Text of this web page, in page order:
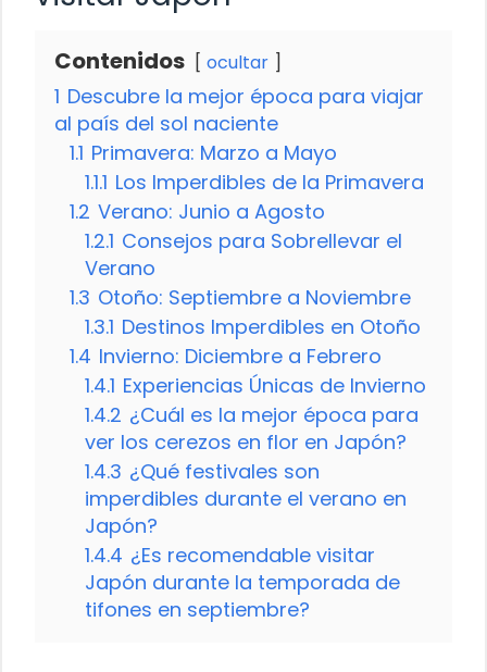
Contenidos ocultar
1 Descubre la mejor época para viajar
al país del sol naciente
1.1 Primavera: Marzo a Mayo
1.1.1 Los Imperdibles de la Primavera
1.2 Verano: Junio a Agosto
1.2.1 Consejos para Sobrellevar el
Verano
1.3 Otoño: Septiembre a Noviembre
1.3.1 Destinos Imperdibles en Otoño
1.4 Invierno: Diciembre a Febrero
1.4.1 Experiencias Únicas de Invierno
1.4.2 ¿Cuál es la mejor época para
ver los cerezos en flor en Japón?
1.4.3 ¿Qué festivales son
imperdibles durante el verano en
Japón?
1.4.4 ¿Es recomendable visitar
Japón durante la temporada de
tifones en septiembre?